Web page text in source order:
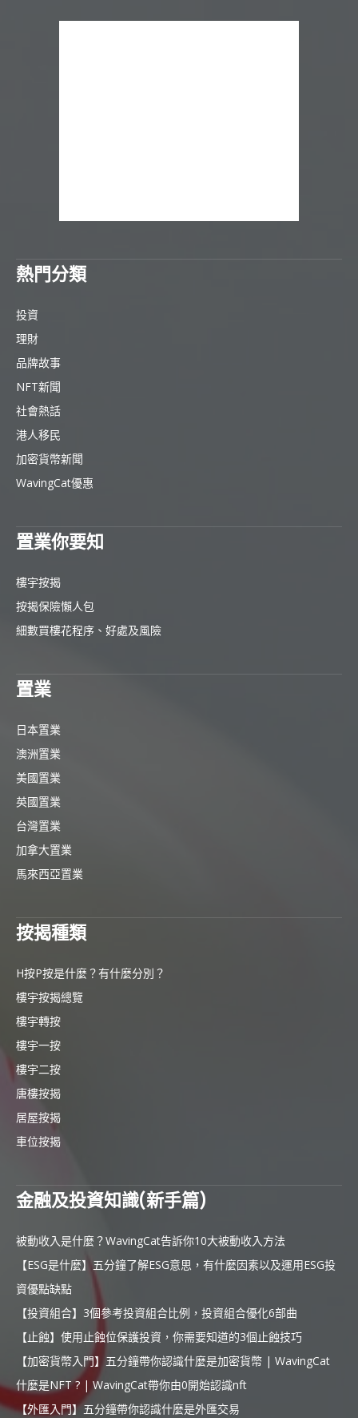
熱門分類
投資
理財
品牌故事
NFT新聞
社會熱話
港人移民
加密貨幣新聞
WavingCat優惠
置業你要知
樓宇按揭
按揭保險懶人包
細數買樓花程序、好處及風險
置業
日本置業
澳洲置業
美國置業
英國置業
台灣置業
加拿大置業
馬來西亞置業
按揭種類
H按P按是什麼？有什麼分別？
樓宇按揭總覽
樓宇轉按
樓宇一按
樓宇二按
唐樓按揭
居屋按揭
車位按揭
金融及投資知識(新手篇)
被動收入是什麼？WavingCat告訴你10大被動收入方法
【ESG是什麼】五分鐘了解ESG意思，有什麼因素以及運用ESG投
資優點缺點
【投資組合】3個參考投資組合比例，投資組合優化6部曲
【止蝕】使用止蝕位保護投資，你需要知道的3個止蝕技巧
【加密貨幣入門】五分鐘帶你認識什麼是加密貨幣 | WavingCat
什麼是NFT ? | WavingCat帶你由0開始認識nft
【外匯入門】五分鐘帶你認識什麼是外匯交易